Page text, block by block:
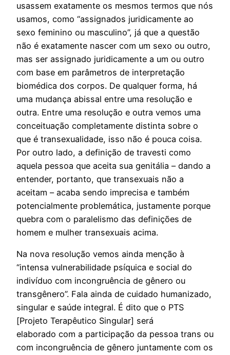
usassem exatamente os mesmos termos que nós
usamos, como “assignados juridicamente ao
sexo feminino ou masculino”, já que a questão
não é exatamente nascer com um sexo ou outro,
mas ser assignado juridicamente a um ou outro
com base em parâmetros de interpretação
biomédica dos corpos. De qualquer forma, há
uma mudança abissal entre uma resolução e
outra. Entre uma resolução e outra vemos uma
conceituação completamente distinta sobre o
que é transexualidade, isso não é pouca coisa.
Por outro lado, a definição de travesti como
aquela pessoa que aceita sua genitália – dando a
entender, portanto, que transexuais não a
aceitam – acaba sendo imprecisa e também
potencialmente problemática, justamente porque
quebra com o paralelismo das definições de
homem e mulher transexuais acima.
Na nova resolução vemos ainda menção à
“intensa vulnerabilidade psíquica e social do
indivíduo com incongruência de gênero ou
transgênero”. Fala ainda de cuidado humanizado,
singular e saúde integral. É dito que o PTS
[Projeto Terapêutico Singular] será
elaborado com a participação da pessoa trans ou
com incongruência de gênero juntamente com os